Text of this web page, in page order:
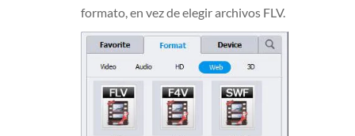
formato, en vez de elegir archivos FLV.